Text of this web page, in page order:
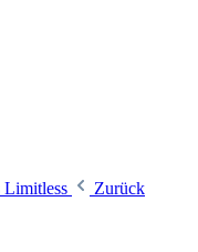
Limitless
Zurück